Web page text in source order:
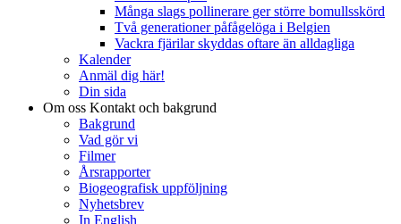
Många slags pollinerare ger större bomullsskörd
Två generationer påfågelöga i Belgien
Vackra fjärilar skyddas oftare än alldagliga
Kalender
Anmäl dig här!
Din sida
Om oss Kontakt och bakgrund
Bakgrund
Vad gör vi
Filmer
Årsrapporter
Biogeografisk uppföljning
Nyhetsbrev
In English